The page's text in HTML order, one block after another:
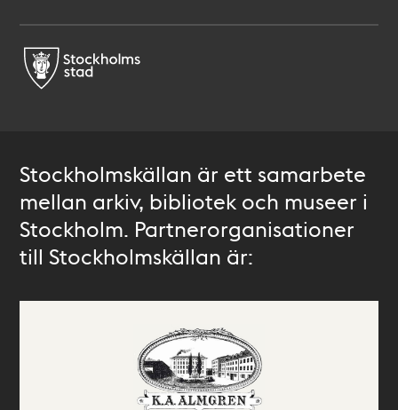
Stockholmskällan är ett samarbete
mellan arkiv, bibliotek och museer i
Stockholm. Partnerorganisationer
till Stockholmskällan är: